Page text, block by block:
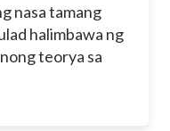
nasa tamang
halimbawa ng
teorya sa